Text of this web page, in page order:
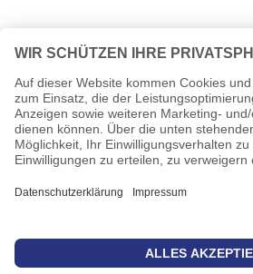
Rechtliche Angaben
Impressum
AGB
Datenschutz
Pflichtangaben nach Verordnung (EU)